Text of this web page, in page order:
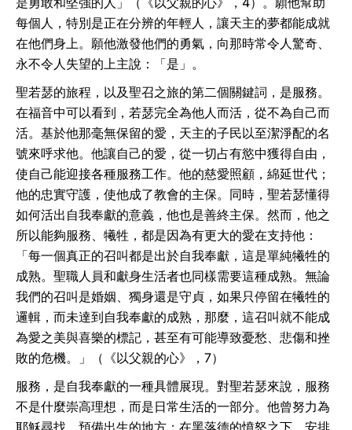
每個人，特別是正在分辨的年輕人，讓天主的夢都能成就
在他們身上。願他激發他們的勇氣，向那時常令人驚奇、
永不令人失望的上主說：「是」。
聖若瑟的旅程，以及聖召之旅的第二個關鍵詞，是服務。
在福音中可以看到，若瑟完全為他人而活，從不為自己而
活。基於他那毫無保留的愛，天主的子民以至潔淨配的名
號來呼求他。他讓自己的愛，從一切占有慾中獲得自由，
使自己能迎接各種服務工作。他的慈愛照顧，綿延世代；
他的忠實守護，使他成了教會的主保。同時，聖若瑟懂得
如何活出自我奉獻的意義，他也是善終主保。然而，他之
所以能夠服務、犧牲，都是因為有更大的愛在支持他：
「每一個真正的召叫都是出於自我奉獻，這是單純犧牲的
成熟。聖職人員和獻身生活者也同樣需要這種成熟。無論
我們的召叫是婚姻、獨身還是守貞，如果只停留在犧牲的
邏輯，而未達到自我奉獻的成熟，那麼，這召叫就不能成
為愛之美與喜樂的標記，甚至有可能導致憂愁、悲傷和挫
敗的危機。」（《以父親的心》，7）
服務，是自我奉獻的一種具體展現。對聖若瑟來說，服務
不是什麼崇高理想，而是日常生活的一部分。他曾努力為
耶穌尋找、預備出生的地方；在黑落德的憤怒之下，安排